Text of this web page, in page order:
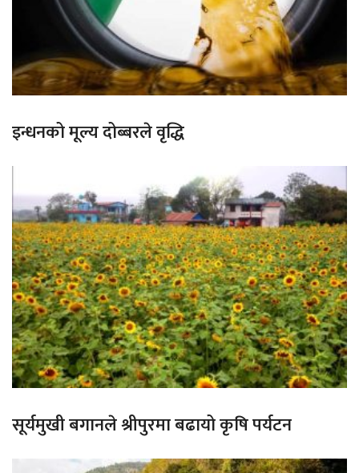
इन्धनको मूल्य दोब्बरले वृद्धि
सूर्यमुखी बगानले श्रीपुरमा बढायो कृषि पर्यटन